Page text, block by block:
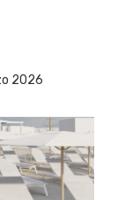
2026